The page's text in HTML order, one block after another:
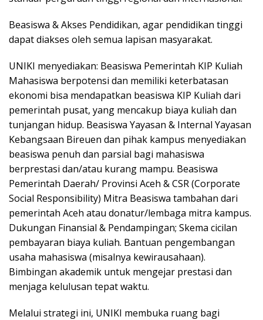
Beasiswa & Akses Pendidikan, agar pendidikan tinggi
dapat diakses oleh semua lapisan masyarakat.
UNIKI menyediakan: Beasiswa Pemerintah KIP Kuliah
Mahasiswa berpotensi dan memiliki keterbatasan
ekonomi bisa mendapatkan beasiswa KIP Kuliah dari
pemerintah pusat, yang mencakup biaya kuliah dan
tunjangan hidup. Beasiswa Yayasan & Internal Yayasan
Kebangsaan Bireuen dan pihak kampus menyediakan
beasiswa penuh dan parsial bagi mahasiswa
berprestasi dan/atau kurang mampu. Beasiswa
Pemerintah Daerah/ Provinsi Aceh & CSR (Corporate
Social Responsibility) Mitra Beasiswa tambahan dari
pemerintah Aceh atau donatur/lembaga mitra kampus.
Dukungan Finansial & Pendampingan; Skema cicilan
pembayaran biaya kuliah. Bantuan pengembangan
usaha mahasiswa (misalnya kewirausahaan).
Bimbingan akademik untuk mengejar prestasi dan
menjaga kelulusan tepat waktu.
Melalui strategi ini, UNIKI membuka ruang bagi